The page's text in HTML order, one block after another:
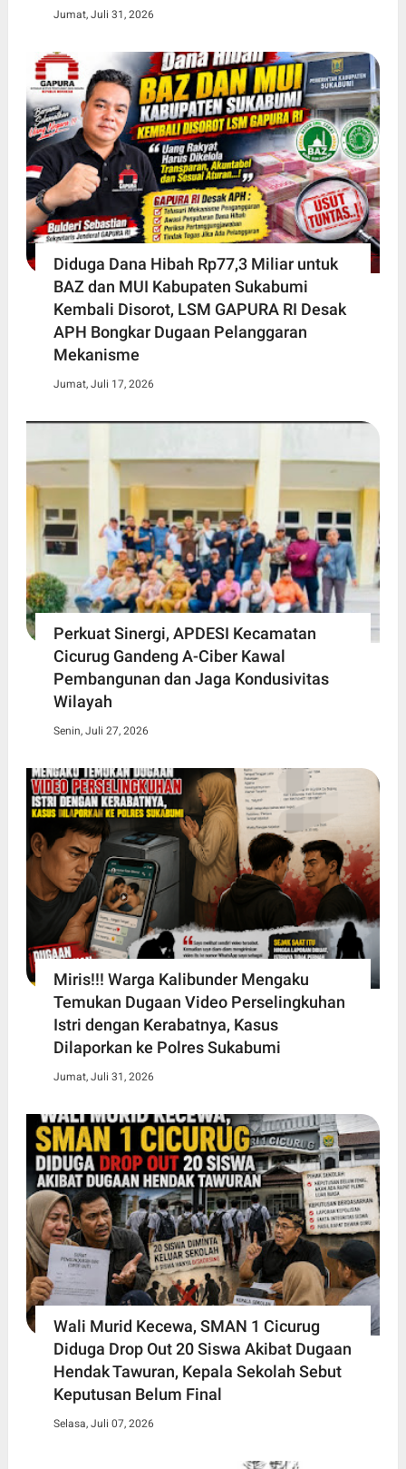
Jumat, Juli 31, 2026
Diduga Dana Hibah Rp77,3 Miliar untuk
BAZ dan MUI Kabupaten Sukabumi
Kembali Disorot, LSM GAPURA RI Desak
APH Bongkar Dugaan Pelanggaran
Mekanisme
Jumat, Juli 17, 2026
Perkuat Sinergi, APDESI Kecamatan
Cicurug Gandeng A-Ciber Kawal
Pembangunan dan Jaga Kondusivitas
Wilayah
Senin, Juli 27, 2026
Miris!!! Warga Kalibunder Mengaku
Temukan Dugaan Video Perselingkuhan
Istri dengan Kerabatnya, Kasus
Dilaporkan ke Polres Sukabumi
Jumat, Juli 31, 2026
Wali Murid Kecewa, SMAN 1 Cicurug
Diduga Drop Out 20 Siswa Akibat Dugaan
Hendak Tawuran, Kepala Sekolah Sebut
Keputusan Belum Final
Selasa, Juli 07, 2026